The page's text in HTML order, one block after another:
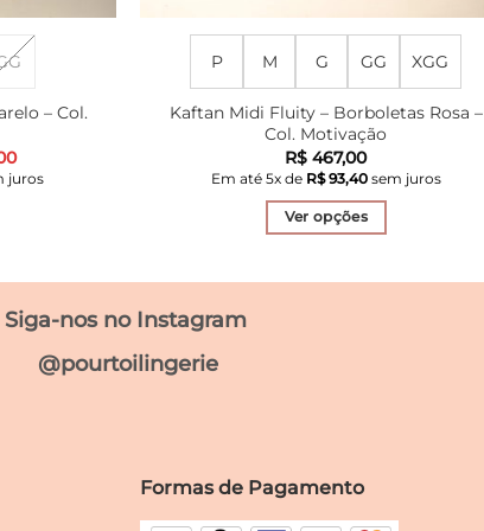
– Col.
O
preço
atual
juros
P M G GG XGG
Kaftan Midi Fluity – Borboletas Rosa –
Col. Motivação
R$ 467,00
Em até 5x de R$93,40sem juros
Ver opções
escolhidas
na
Siga-nos no Instagram
@pourtoilingerie
Formas de Pagamento